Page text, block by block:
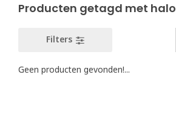
Producten getagd met halo
Filters
Geen producten gevonden!...